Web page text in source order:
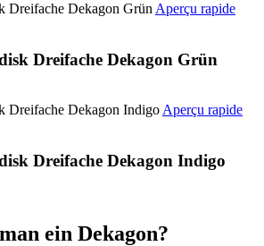
Aperçu rapide
Dreifache Dekagon Grün
Aperçu rapide
Dreifache Dekagon Indigo
ein Dekagon?